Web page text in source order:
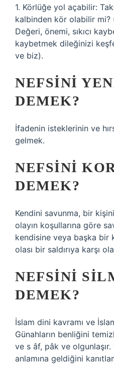
1. Körlüğe yol açabilir:
kalbinden kör olabilir mi?
Değeri, önemi, sıkıcı
kaybetmek dileğinizi
ve biz).
NEFSINI
DEMEK?
İfadenin isteklerinin ve
gelmek.
NEFSINI
DEMEK?
Kendini savunma, bir
olayın koşullarına göre
kendisine veya başka bir
olası bir saldırıya karşı
NEFSINI
DEMEK?
İslam dini kavramı ve
Günahların benliğini
ve s âf, pâk ve
anlamına geldiğini